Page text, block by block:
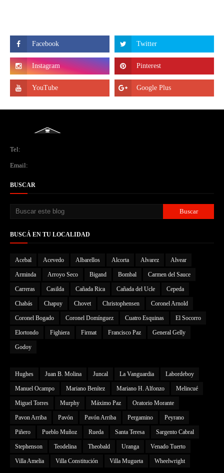
Tel:
Email:
BUSCAR
BUSCÁ EN TU LOCALIDAD
Acebal Acevedo Albarellos Alcorta Alvarez Alvear
Arminda Arroyo Seco Bigand Bombal Carmen del Sauce
Carreras Casilda Cañada Rica Cañada del Ucle Cepeda
Chabás Chapuy Chovet Christophensen Coronel Arnold
Coronel Bogado Coronel Domínguez Cuatro Esquinas El Socorro
Elortondo Fighiera Firmat Francisco Paz General Gelly
Godoy
Hughes Juan B. Molina Juncal La Vanguardia Labordeboy
Manuel Ocampo Mariano Benítez Mariano H. Alfonzo Melincué
Miguel Torres Murphy Máximo Paz Oratorio Morante
Pavon Arriba Pavón Pavón Arriba Pergamino Peyrano
Piñero Pueblo Muñoz Rueda Santa Teresa Sargento Cabral
Stephenson Teodelina Theobald Uranga Venado Tuerto
Villa Amelia Villa Constitución Villa Mugueta Wheelwright